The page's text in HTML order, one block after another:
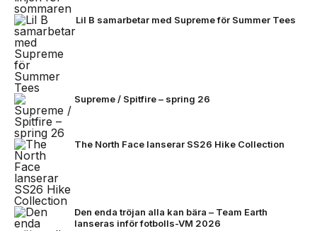
Lil B samarbetar med Supreme för Summer Tees
Supreme / Spitfire – spring 26
The North Face lanserar SS26 Hike Collection
Den enda tröjan alla kan bära – Team Earth
lanseras inför fotbolls-VM 2026